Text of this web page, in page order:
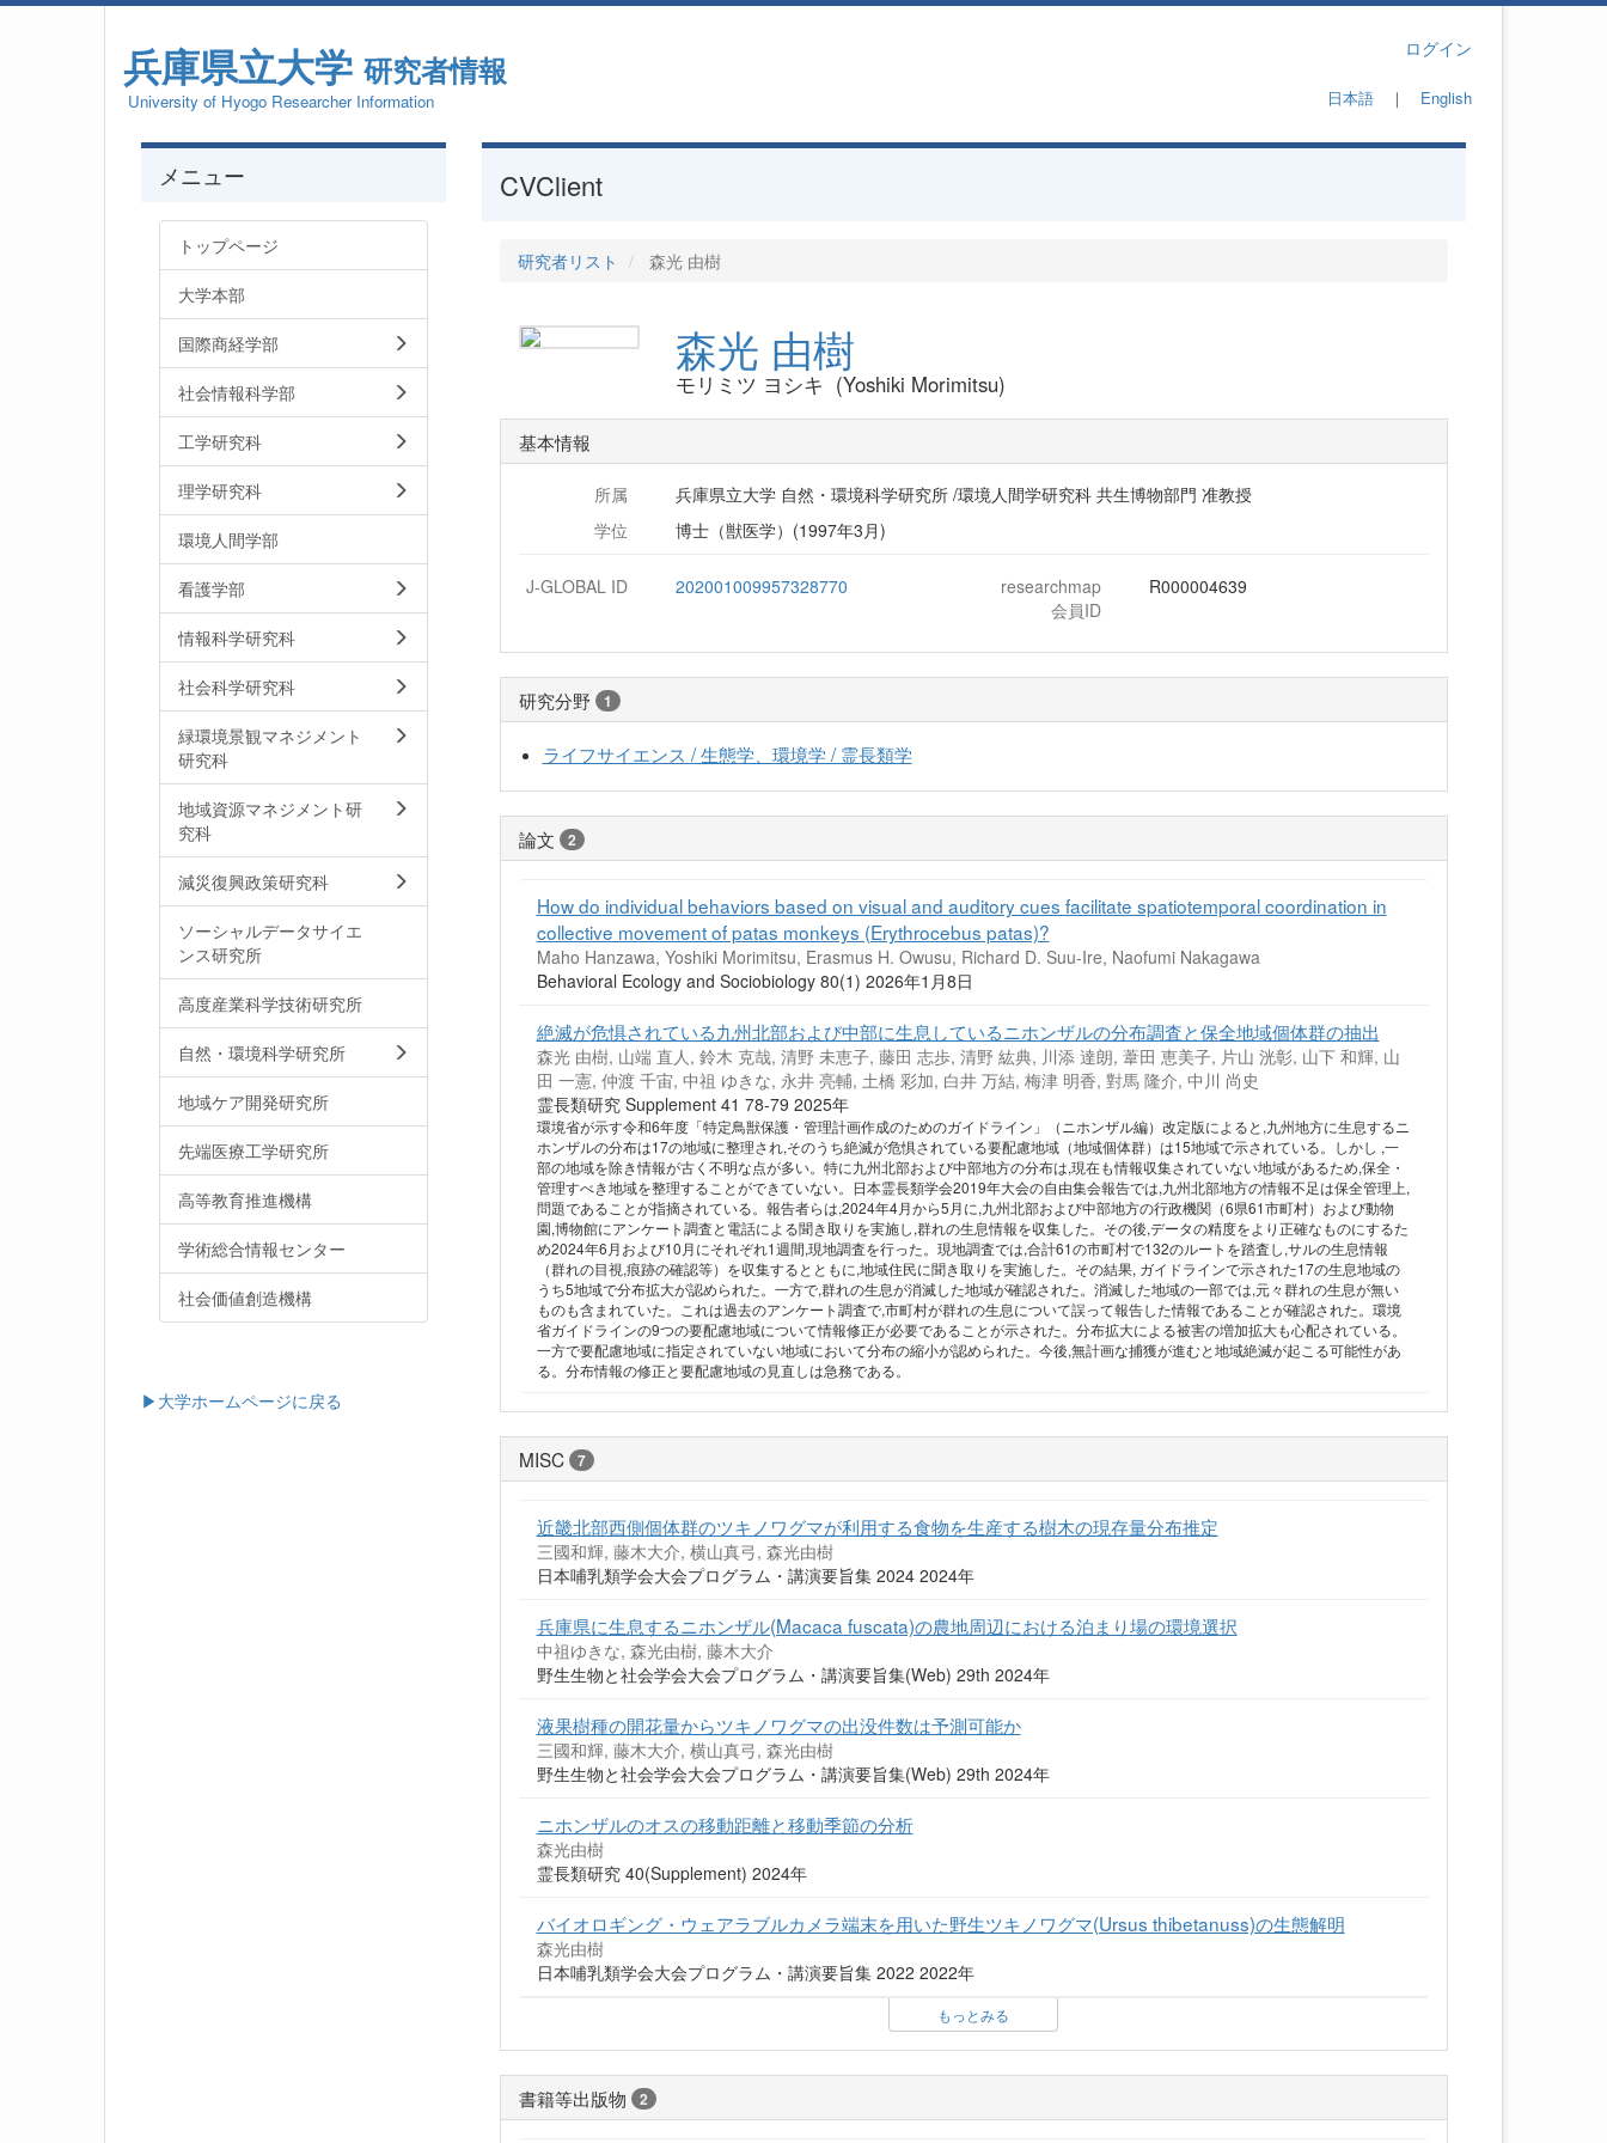
兵庫県立大学 研究者情報
University of Hyogo Researcher Information
ログイン
日本語｜ English
CVClient
研究者リスト 森光 由樹
森光 由樹
モリミツ ヨシキ (Yoshiki Morimitsu)
基本情報
所属
兵庫県立大学 自然・環境科学研究所 /環境人間学研究科 共生博物部門 准教授
学位
博士（獣医学）(1997年3月)
J-GLOBAL ID 202001009957328770
researchmap
会員ID
R000004639
研究分野 1
ライフサイエンス / 生態学、環境学 / 霊長類学
論文 2
How do individual behaviors based on visual and auditory cues facilitate spatiotemporal coordination in
collective movement of patas monkeys (Erythrocebus patas)?
Maho Hanzawa, Yoshiki Morimitsu, Erasmus H. Owusu, Richard D. Suu-Ire, Naofumi Nakagawa
Behavioral Ecology and Sociobiology 80(1) 2026年1月8日
絶滅が危惧されている九州北部および中部に生息しているニホンザルの分布調査と保全地域個体群の抽出
森光 由樹, 山端 直人, 鈴木 克哉, 清野 未恵子, 藤田 志歩, 清野 紘典, 川添 達朗, 葦田 恵美子, 片山 洸彰, 山下 和輝, 山
田 一憲, 仲渡 千宙, 中祖 ゆきな, 永井 亮輔, 土橋 彩加, 白井 万結, 梅津 明香, 對馬 隆介, 中川 尚史
霊長類研究 Supplement 41 78-79 2025年
環境省が示す令和6年度「特定鳥獣保護・管理計画作成のためのガイドライン」（ニホンザル編）改定版によると,九州地方に生息するニ
ホンザルの分布は17の地域に整理され,そのうち絶滅が危惧されている要配慮地域（地域個体群）は15地域で示されている。しかし ,一
部の地域を除き情報が古く不明な点が多い。特に九州北部および中部地方の分布は,現在も情報収集されていない地域があるため,保全・
管理すべき地域を整理することができていない。日本霊長類学会2019年大会の自由集会報告では,九州北部地方の情報不足は保全管理上,
問題であることが指摘されている。報告者らは,2024年4月から5月に,九州北部および中部地方の行政機関（6県61市町村）および動物
園,博物館にアンケート調査と電話による聞き取りを実施し,群れの生息情報を収集した。その後,データの精度をより正確なものにするた
め2024年6月および10月にそれぞれ1週間,現地調査を行った。現地調査では,合計61の市町村で132のルートを踏査し,サルの生息情報
（群れの目視,痕跡の確認等）を収集するとともに,地域住民に聞き取りを実施した。その結果, ガイドラインで示された17の生息地域の
うち5地域で分布拡大が認められた。一方で,群れの生息が消滅した地域が確認された。消滅した地域の一部では,元々群れの生息が無い
ものも含まれていた。これは過去のアンケート調査で,市町村が群れの生息について誤って報告した情報であることが確認された。環境
省ガイドラインの9つの要配慮地域について情報修正が必要であることが示された。分布拡大による被害の増加拡大も心配されている。
一方で要配慮地域に指定されていない地域において分布の縮小が認められた。今後,無計画な捕獲が進むと地域絶滅が起こる可能性があ
る。分布情報の修正と要配慮地域の見直しは急務である。
MISC 7
近畿北部西側個体群のツキノワグマが利用する食物を生産する樹木の現存量分布推定
三國和輝, 藤木大介, 横山真弓, 森光由樹
日本哺乳類学会大会プログラム・講演要旨集 2024 2024年
兵庫県に生息するニホンザル(Macaca fuscata)の農地周辺における泊まり場の環境選択
中祖ゆきな, 森光由樹, 藤木大介
野生生物と社会学会大会プログラム・講演要旨集(Web) 29th 2024年
液果樹種の開花量からツキノワグマの出没件数は予測可能か
三國和輝, 藤木大介, 横山真弓, 森光由樹
野生生物と社会学会大会プログラム・講演要旨集(Web) 29th 2024年
ニホンザルのオスの移動距離と移動季節の分析
森光由樹
霊長類研究 40(Supplement) 2024年
バイオロギング・ウェアラブルカメラ端末を用いた野生ツキノワグマ(Ursus thibetanuss)の生態解明
森光由樹
日本哺乳類学会大会プログラム・講演要旨集 2022 2022年
もっとみる
書籍等出版物 2
メニュー
トップページ
大学本部
国際商経学部
社会情報科学部
工学研究科
理学研究科
環境人間学部
看護学部
情報科学研究科
社会科学研究科
緑環境景観マネジメント
研究科
地域資源マネジメント研
究科
減災復興政策研究科
ソーシャルデータサイエ
ンス研究所
高度産業科学技術研究所
自然・環境科学研究所
地域ケア開発研究所
先端医療工学研究所
高等教育推進機構
学術総合情報センター
社会価値創造機構
▶大学ホームページに戻る